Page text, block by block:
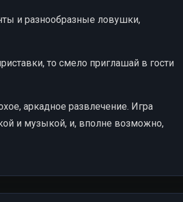
и разнообразные ловушки,
то смело приглашай в гости
аркадное развлечение. Игра
и музыкой, и, вполне возможно,